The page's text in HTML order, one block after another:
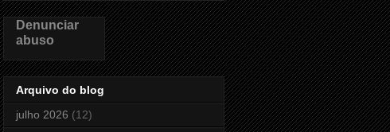
Denunciar
abuso
Arquivo do blog
julho 2026 (12)